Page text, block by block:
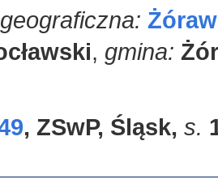
, gmina:
, ZSwP, Śląsk, s.